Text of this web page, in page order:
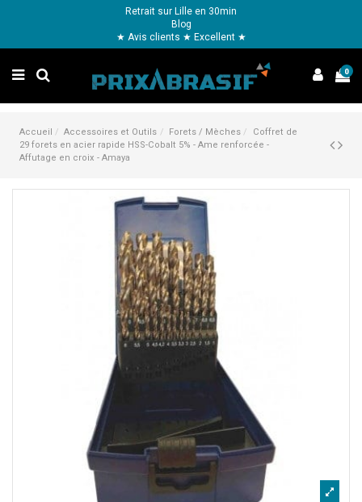
Retrait sur Lille en 30min
Blog
★ Avis clients ★ Excellent ★
0
Accueil Accessoires et Outils Forets / Mèches
Coffret de
29 forets en acier rapide HSS-Cobalt 5% - Ame renforcée -
Affutage en croix - Amaya